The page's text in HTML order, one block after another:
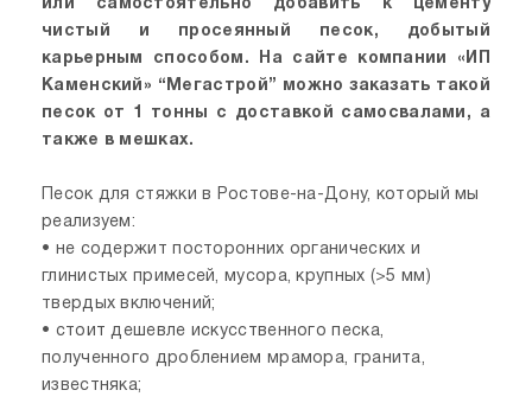
или самостоятельно добавить к цементу
чистый и просеянный песок, добытый
карьерным способом. На сайте компании «ИП
Каменский» “Мегастрой” можно заказать такой
песок от 1 тонны с доставкой самосвалами, а
также в мешках.
Песок для стяжки в Ростове-на-Дону, который мы
реализуем:
• не содержит посторонних органических и
глинистых примесей, мусора, крупных (>5 мм)
твердых включений;
• стоит дешевле искусственного песка,
полученного дроблением мрамора, гранита,
известняка;